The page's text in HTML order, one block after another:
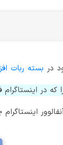
در بسته ربات
در اینستاگرام